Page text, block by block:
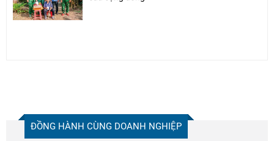
ĐỒNG HÀNH CÙNG DOANH NGHIỆP